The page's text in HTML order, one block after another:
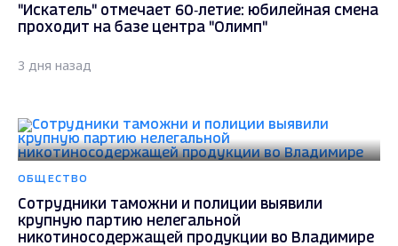
"Искатель" отмечает 60‑летие: юбилейная смена
проходит на базе центра "Олимп"
3 дня назад
ОБЩЕСТВО
Сотрудники таможни и полиции выявили
крупную партию нелегальной
никотиносодержащей продукции во Владимире